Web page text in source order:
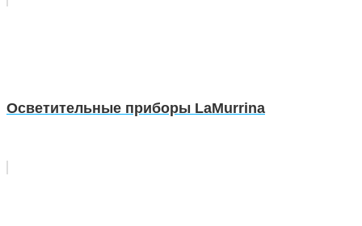
Осветительные приборы LaMurrina